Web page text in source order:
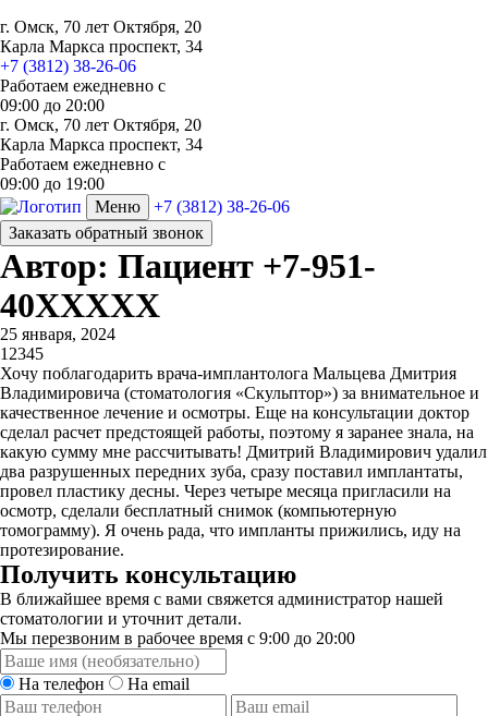
г. Омск, 70 лет Октября, 20
Карла Маркса проспект, 34
+7 (3812) 38-26-06
Работаем ежедневно с
09:00 до 20:00
г. Омск, 70 лет Октября, 20
Карла Маркса проспект, 34
Работаем ежедневно с
09:00 до 19:00
Меню
+7 (3812) 38-26-06
Заказать обратный звонок
Автор: Пациент +7-951-
40XXXXX
25 января, 2024
1 2345
Хочу поблагодарить врача-имплантолога Мальцева Дмитрия
Владимировича (стоматология «Скульптор») за внимательное и
качественное лечение и осмотры. Еще на консультации доктор
сделал расчет предстоящей работы, поэтому я заранее знала, на
какую сумму мне рассчитывать! Дмитрий Владимирович удалил
два разрушенных передних зуба, сразу поставил имплантаты,
провел пластику десны. Через четыре месяца пригласили на
осмотр, сделали бесплатный снимок (компьютерную
томограмму). Я очень рада, что импланты прижились, иду на
протезирование.
Получить консультацию
В ближайшее время с вами свяжется администратор нашей
стоматологии и уточнит детали.
Мы перезвоним в рабочее время с 9:00 до 20:00
На телефон На email